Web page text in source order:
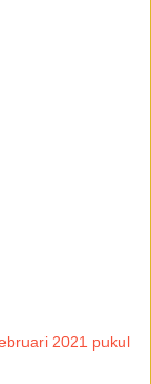
2021 pukul